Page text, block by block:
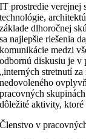
IT prostredie verejnej
technológie,
základe dlhoročnej
sa najlepšie riešenia
komunikácie medzi
odbornú diskusiu jev
„interných stretnutí
nedovoleného
pracovných
dôležité aktivity,
Členstvo v